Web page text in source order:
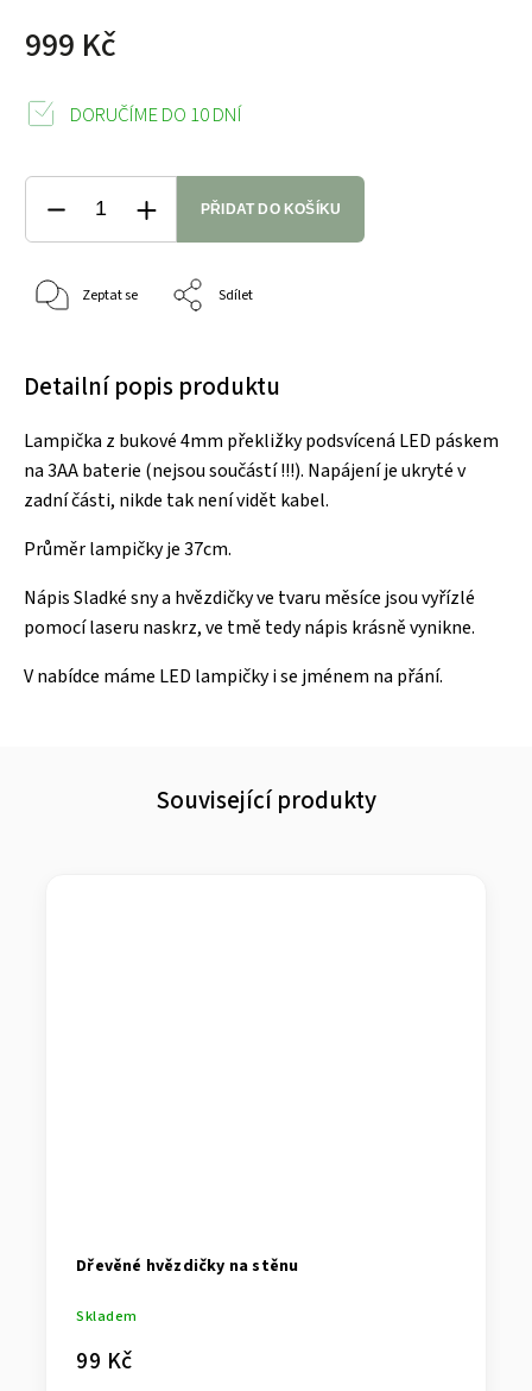
999 Kč
DORUČÍME DO 10 DNÍ
PŘIDAT DO KOŠÍKU
Zeptat se Sdílet
Detailní popis produktu
Lampička z bukové 4mm překližky podsvícená LED páskem
na 3AA baterie (nejsou součástí !!!). Napájení je ukryté v
zadní části, nikde tak není vidět kabel.
Průměr lampičky je 37cm.
Nápis Sladké sny a hvězdičky ve tvaru měsíce jsou vyřízlé
pomocí laseru naskrz, ve tmě tedy nápis krásně vynikne.
V nabídce máme LED lampičky i se jménem na přání.
Související produkty
Dřevěné hvězdičky na stěnu
Skladem
99 Kč